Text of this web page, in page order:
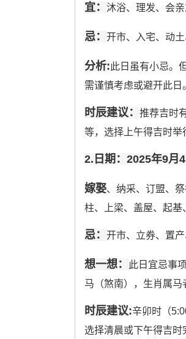
宜： 沐浴、理发、会
忌： 开市、入宅、动
分析:此日虽有小忌。
需谨慎考虑或避开此日
时辰建议： 推荐吉时
等，选择上午得吉时举
2.日期：2025年9月
嫁娶、纳采、订盟、
柱、上梁、盖屋、起基
忌： 开市、立券、置
想一想：
此日宜忌事
马（煞南），生肖属马
时辰建议:辛卯时（
选择清晨或下午得吉时